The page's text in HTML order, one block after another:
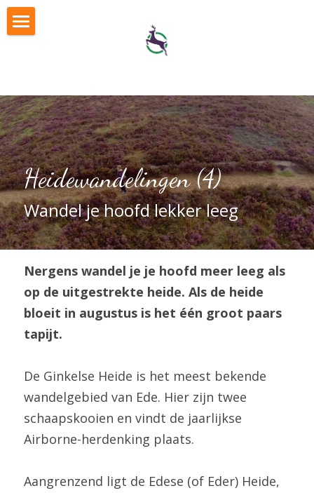
Wandelroutes
Kies je wandelpakket
Je wandelpakket (log in)
Airbornewandeling
Veluwe Voettocht
Fotoexpositie
LOG IN
Heidewandelingen (4)
Wandel je hoofd lekker leeg
Nergens wandel je je hoofd meer leeg als
op de uitgestrekte heide. Als de heide
bloeit in augustus is het één groot paars
tapijt.
De Ginkelse Heide is het meest bekende
wandelgebied van Ede. Hier zijn twee
schaapskooien en vindt de jaarlijkse
Airborne-herdenking plaats.
Aangrenzend ligt de Edese (of Eder) Heide,